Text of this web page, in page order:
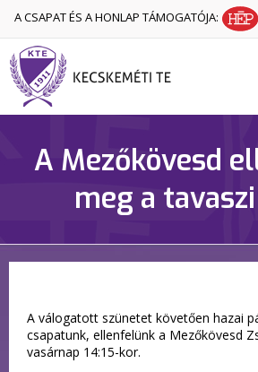
A CSAPAT ÉS A HONLAP TÁMOGATÓJA:
A Mezőkövesd
meg a
A válogatott szünetet követően hazai
csapatunk, ellenfelünk a Mezőkövesd
vasárnap 14:15-kor.